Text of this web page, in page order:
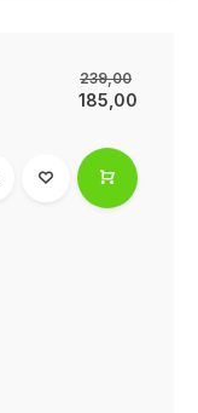
239,00
185,00